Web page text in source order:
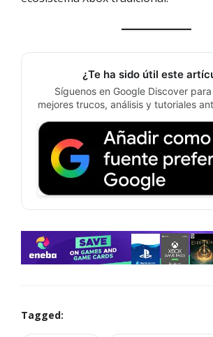
¿Te ha sido útil este
Síguenos en Google Discover
mejores trucos, análisis y tutoriales
Tagged: